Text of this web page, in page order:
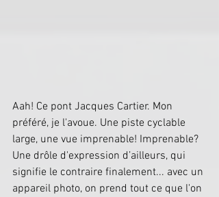
Aah! Ce pont Jacques Cartier. Mon
préféré, je l'avoue. Une piste cyclable
large, une vue imprenable! Imprenable?
Une drôle d'expression d’ailleurs, qui
signifie le contraire finalement... avec un
appareil photo, on prend tout ce que l'on